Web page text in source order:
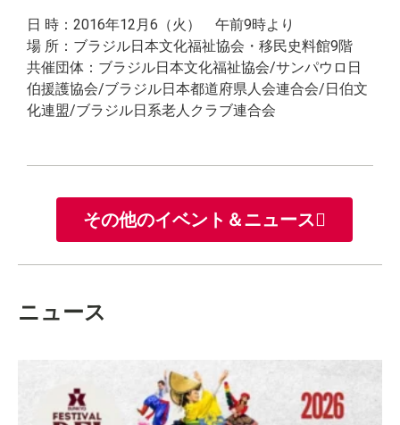
日 時：2016年12月6（火） 午前9時より
場 所：ブラジル日本文化福祉協会・移民史料館9階
共催団体：ブラジル日本文化福祉協会/サンパウロ日
伯援護協会/ブラジル日本都道府県人会連合会/日伯文
化連盟/ブラジル日系老人クラブ連合会
その他のイベント＆ニュース
ニュース